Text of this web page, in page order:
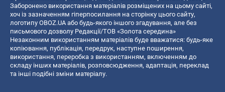
Заборонено використання матеріалів розміщених на цьому сайті,
хоч із зазначенням гіперпосилання на сторінку цього сайту,
логотипу OBOZ.UA або будь-якого іншого згадування, але без
письмового дозволу Редакції/ТОВ «Золота середина»
Незаконним використанням матеріалів буде вважатися: будь-яке
копiювання, публiкацiя, передрук, наступне поширення,
використання, переробка з використанням, включенням до
складу інших матеріалів, розповсюдження, адаптація, переклад
та інші подібні зміни матеріалу.